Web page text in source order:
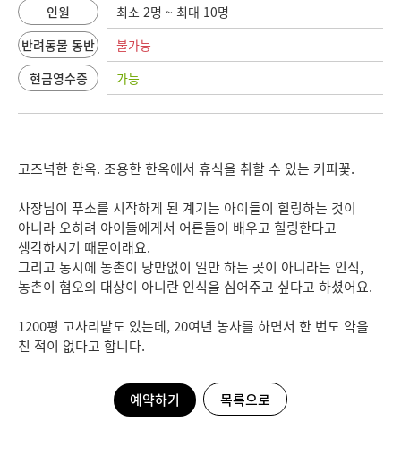
인원
최소 2명 ~ 최대 10명
반려동물 동반
불가능
현금영수증
가능
고즈넉한 한옥. 조용한 한옥에서 휴식을 취할 수 있는 커피꽃.
사장님이 푸소를 시작하게 된 계기는 아이들이 힐링하는 것이
아니라 오히려 아이들에게서 어른들이 배우고 힐링한다고
생각하시기 때문이래요.
그리고 동시에 농촌이 낭만없이 일만 하는 곳이 아니라는 인식,
농촌이 혐오의 대상이 아니란 인식을 심어주고 싶다고 하셨어요.
1200평 고사리밭도 있는데, 20여년 농사를 하면서 한 번도 약을
친 적이 없다고 합니다.
예약하기 목록으로